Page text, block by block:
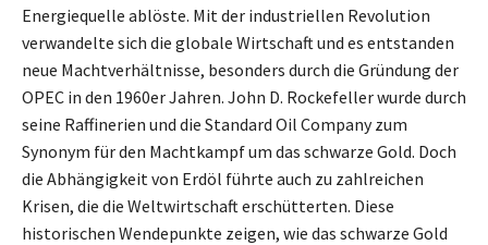
Energiequelle ablöste. Mit der industriellen Revolution
verwandelte sich die globale Wirtschaft und es entstanden
neue Machtverhältnisse, besonders durch die Gründung der
OPEC in den 1960er Jahren. John D. Rockefeller wurde durch
seine Raffinerien und die Standard Oil Company zum
Synonym für den Machtkampf um das schwarze Gold. Doch
die Abhängigkeit von Erdöl führte auch zu zahlreichen
Krisen, die die Weltwirtschaft erschütterten. Diese
historischen Wendepunkte zeigen, wie das schwarze Gold